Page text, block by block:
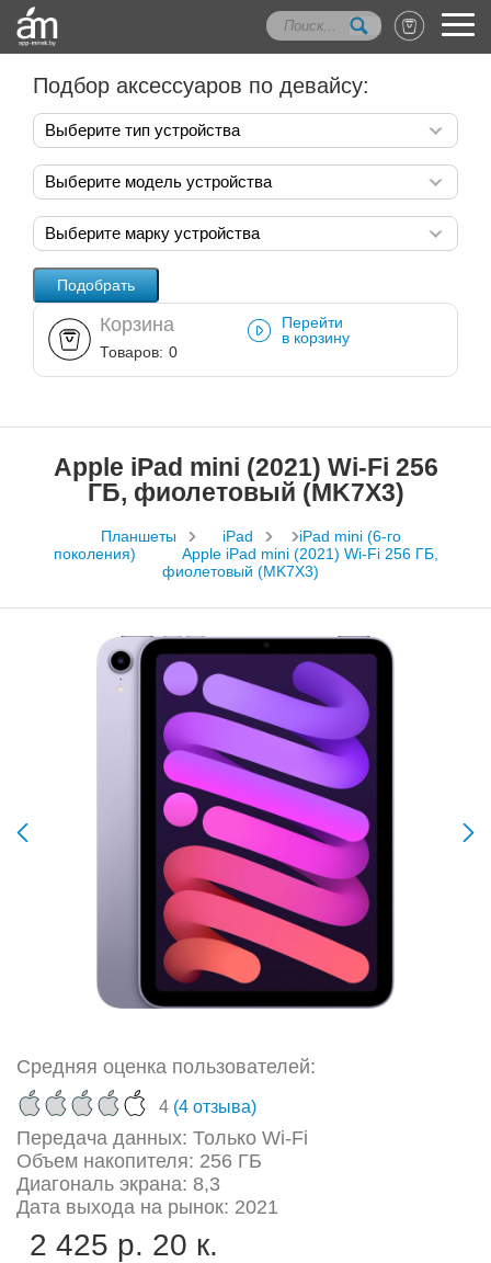
Подбор аксессуаров по девайсу:
Выберите тип устройства
Выберите модель устройства
Выберите марку устройства
Корзина
Товаров: 0
Перейти
в корзину
Apple iPad mini (2021) Wi-Fi 256
ГБ, фиолетовый (MK7X3)
Планшеты iPad
iPad mini (6-го
поколения)
Apple iPad mini (2021) Wi-Fi 256 ГБ,
фиолетовый (MK7X3)
Средняя оценка пользователей:
4 (4 отзыва)
Передача данных: Только Wi-Fi
Объем накопителя: 256 ГБ
Диагональ экрана: 8,3
Дата выхода на рынок: 2021
2 425 р. 20 к.